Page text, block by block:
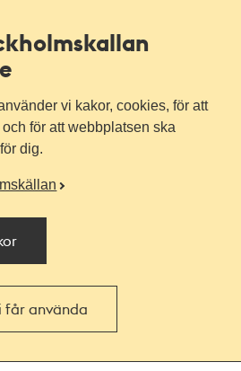
vi kakor, cookies, för att
för att webbplatsen ska
dig.
får använda